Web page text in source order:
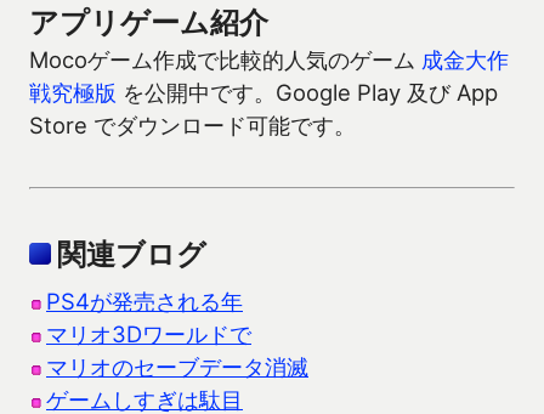
アプリゲーム紹介
Mocoゲーム作成で比較的人気のゲーム 成金大作
戦究極版 を公開中です。Google Play 及び App
Store でダウンロード可能です。
関連ブログ
PS4が発売される年
マリオ3Dワールドで
マリオのセーブデータ消滅
ゲームしすぎは駄目